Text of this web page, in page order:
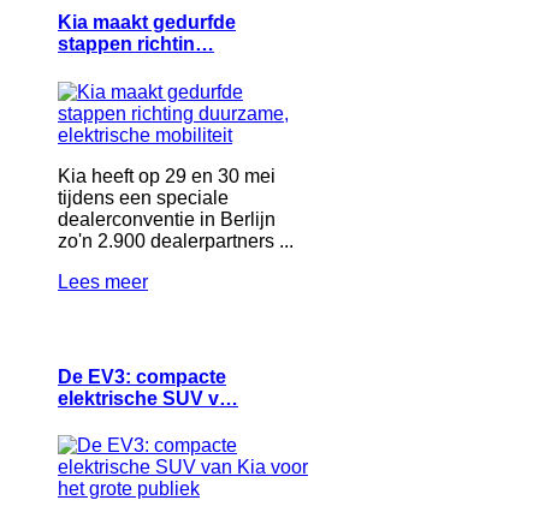
Kia maakt gedurfde
stappen richtin…
Kia heeft op 29 en 30 mei
tijdens een speciale
dealerconventie in Berlijn
zo'n 2.900 dealerpartners ...
Lees meer
De EV3: compacte
elektrische SUV v…